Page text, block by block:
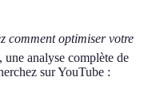
comment optimiser votre
, une analyse complète de
sur YouTube :